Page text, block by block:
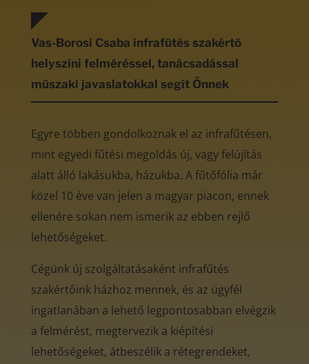
Vas-Borosi Csaba infrafűtés szakértő
helyszíni felméréssel, tanácsadással
műszaki javaslatokkal segít Önnek
Egyre többen gondolkoznak el az infrafűtésen,
mint egyedi fűtési megoldás új, vagy felújítás
alatt álló lakásukba, házukba. A fűtőfólia már
közel 10 éve van jelen a magyar piacon, ennek
ellenére sokan nem ismerik az ebben rejlő
lehetőségeket.
Cégünk új szolgáltatásaként infrafűtés
szakértőink házhoz mennek, és az ügyfél
ingatlanában a lehető legpontosabban elvégzik
a felmérést, megtervezik a kiépítési
lehetőségeket, átbeszélik a rétegrendeket,